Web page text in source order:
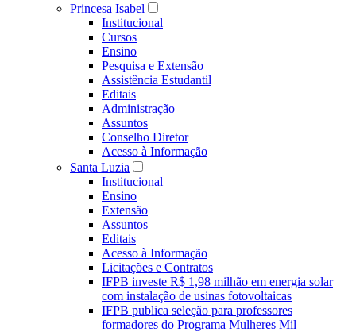
Princesa Isabel
Institucional
Cursos
Ensino
Pesquisa e Extensão
Assistência Estudantil
Editais
Administração
Assuntos
Conselho Diretor
Acesso à Informação
Santa Luzia
Institucional
Ensino
Extensão
Assuntos
Editais
Acesso à Informação
Licitações e Contratos
IFPB investe R$ 1,98 milhão em energia solar
com instalação de usinas fotovoltaicas
IFPB publica seleção para professores
formadores do Programa Mulheres Mil